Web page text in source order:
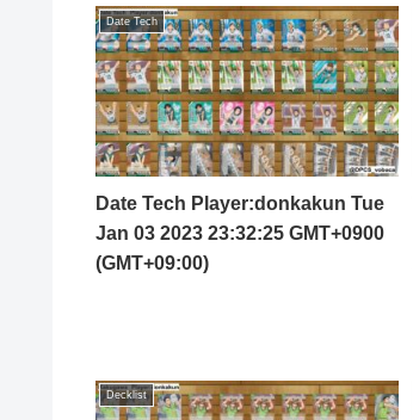
Date Tech
Date Tech Player:donkakun Tue
Jan 03 2023 23:32:25 GMT+0900
(GMT+09:00)
Decklist